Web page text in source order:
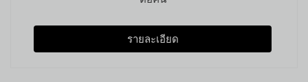
รายละเอียด